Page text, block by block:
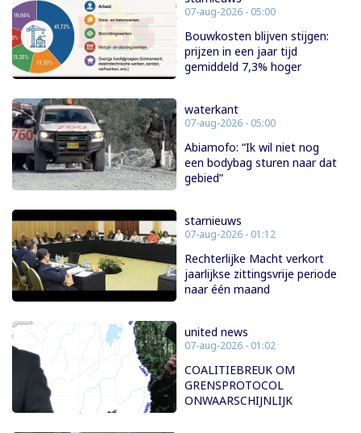
07-aug-2026 - 05:00
Bouwkosten blijven stijgen:
prijzen in een jaar tijd
gemiddeld 7,3% hoger
waterkant
07-aug-2026 - 05:00
Abiamofo: “Ik wil niet nog
een bodybag sturen naar dat
gebied”
starnieuws
07-aug-2026 - 01:12
Rechterlijke Macht verkort
jaarlijkse zittingsvrije periode
naar één maand
united news
07-aug-2026 - 01:02
COALITIEBREUK OM
GRENSPROTOCOL
ONWAARSCHIJNLIJK